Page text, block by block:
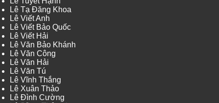
Lê Tạ Đăng Khoa
Lê Viết Anh
Lê Viết Bảo Quốc
Lê Viết Hải
Lê Văn Bảo Khánh
Lê Văn Công
Lê Văn Hải
Lê Văn Tú
Lê Vĩnh Thắng
Lê Xuân Thảo
Lê Đình Cường